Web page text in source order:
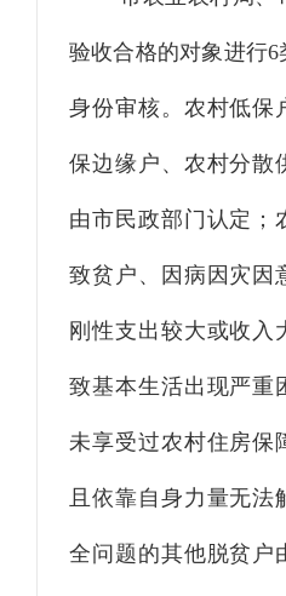
验收合格的对象进行6
身份审核。农村低保
保边缘户、农村分散
由市民政部门认定；
致贫户、因病因灾因
刚性支出较大或收入
致基本生活出现严重
未享受过农村住房保
且依靠自身力量无法
全问题的其他脱贫户